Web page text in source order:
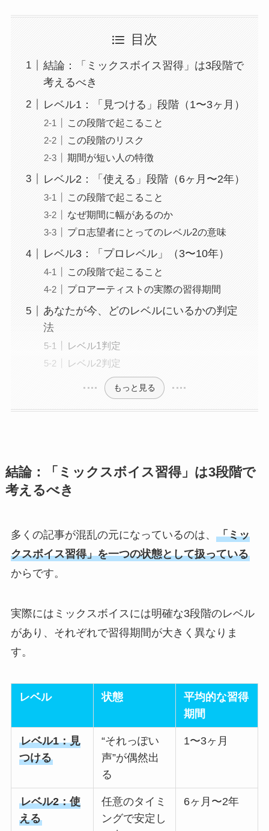
目次
結論：「ミックスボイス習得」は3段階で
考えるべき
レベル1：「見つける」段階（1〜3ヶ月）
この段階で起こること
この段階のリスク
期間が短い人の特徴
レベル2：「使える」段階（6ヶ月〜2年）
この段階で起こること
なぜ期間に幅があるのか
プロ志望者にとってのレベル2の意味
レベル3：「プロレベル」（3〜10年）
この段階で起こること
プロアーティストの実際の習得期間
あなたが今、どのレベルにいるかの判定
法
レベル1判定
レベル2判定
もっと見る
結論：「ミックスボイス習得」は3段階で
考えるべき
多くの記事が混乱の元になっているのは、 「ミッ
クスボイス習得」を一つの状態として扱っている
からです。
実際にはミックスボイスには明確な3段階のレベル
があり、それぞれで習得期間が大きく異なりま
す。
レベル 状態
平均的な習得
期間
レベル1：見
つける
“それっぽい
声”が偶然出
る
1〜3ヶ月
レベル2：使
える
任意のタイミ
ングで安定し
6ヶ月〜2年